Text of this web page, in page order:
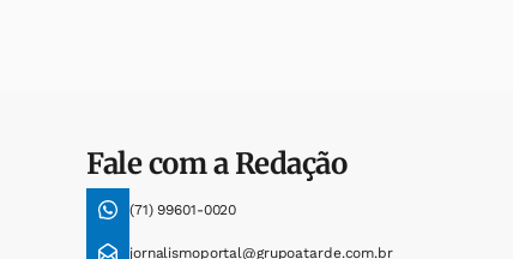
Fale com a Redação
(71) 99601-0020
jornalismoportal@grupoatarde.com.br